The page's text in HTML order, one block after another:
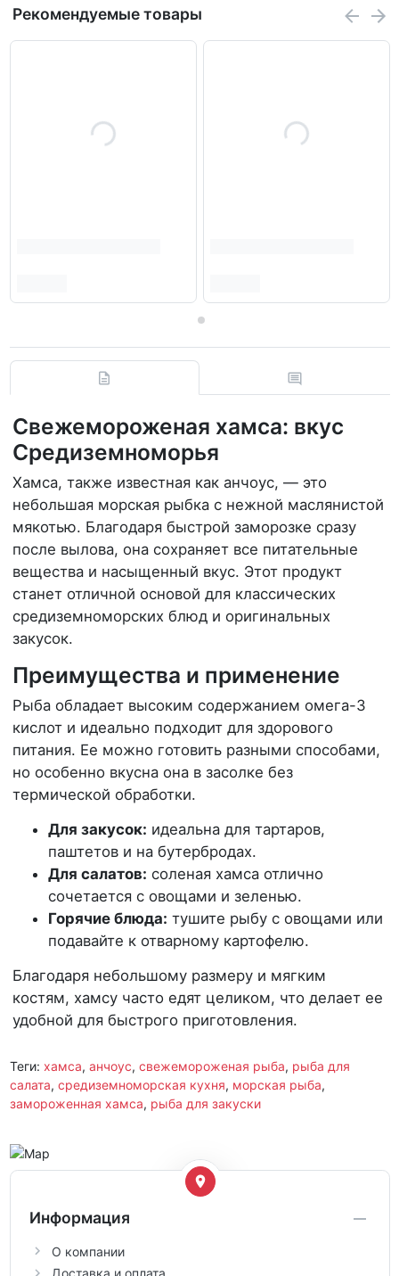
Рекомендуемые товары
Свежемороженая хамса: вкус
Средиземноморья
Хамса, также известная как анчоус, — это
небольшая морская рыбка с нежной маслянистой
мякотью. Благодаря быстрой заморозке сразу
после вылова, она сохраняет все питательные
вещества и насыщенный вкус. Этот продукт
станет отличной основой для классических
средиземноморских блюд и оригинальных
закусок.
Преимущества и применение
Рыба обладает высоким содержанием омега-3
кислот и идеально подходит для здорового
питания. Ее можно готовить разными способами,
но особенно вкусна она в засолке без
термической обработки.
Для закусок: идеальна для тартаров,
паштетов и на бутербродах.
Для салатов: соленая хамса отлично
сочетается с овощами и зеленью.
Горячие блюда: тушите рыбу с овощами или
подавайте к отварному картофелю.
Благодаря небольшому размеру и мягким
костям, хамсу часто едят целиком, что делает ее
удобной для быстрого приготовления.
Теги: хамса, анчоус, свежемороженая рыба, рыба для
салата, средиземноморская кухня, морская рыба,
замороженная хамса, рыба для закуски
Информация
О компании